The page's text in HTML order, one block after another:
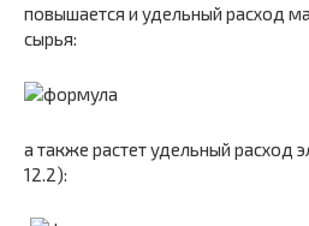
повышается и удельный расход
сырья:
а также растет удельный расход
12.2):